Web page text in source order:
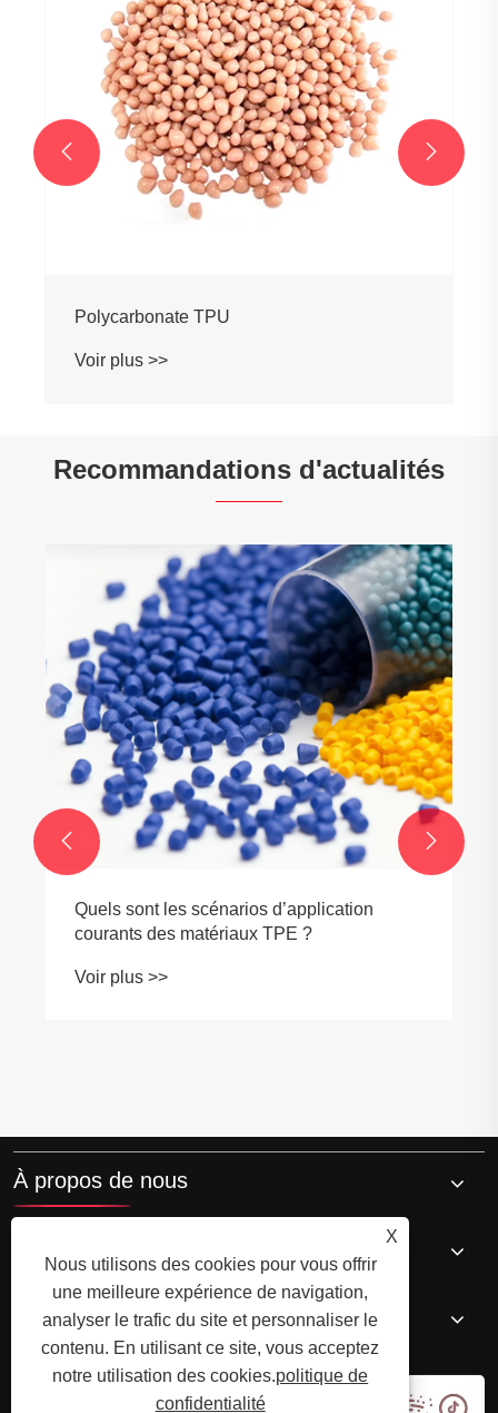
Polycarbonate TPU
Voir plus >>
 
Recommandations d'actualités
Quels sont les scénarios d’application
courants des matériaux TPE ?
Voir plus >>
 
À propos de nous
Nouvelles
X
Nous utilisons des cookies pour vous offrir
une meilleure expérience de navigation,
analyser le trafic du site et personnaliser le
contenu. En utilisant ce site, vous acceptez
notre utilisation des cookies.politique de
confidentialité